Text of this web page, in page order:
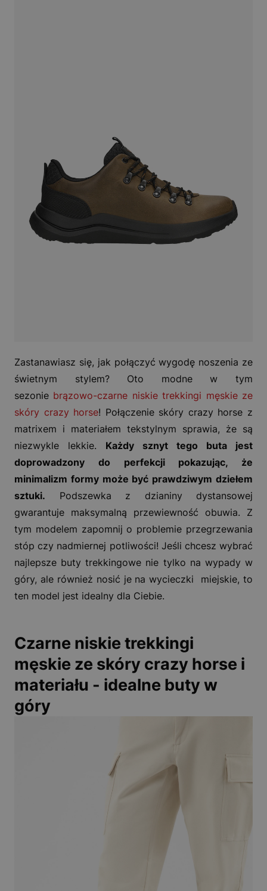
Zastanawiasz się, jak połączyć wygodę noszenia ze
świetnym stylem? Oto modne w tym
sezonie brązowo-czarne niskie trekkingi męskie ze
skóry crazy horse! Połączenie skóry crazy horse z
matrixem i materiałem tekstylnym sprawia, że są
niezwykle lekkie. Każdy sznyt tego buta jest
doprowadzony do perfekcji pokazując, że
minimalizm formy może być prawdziwym dziełem
sztuki. Podszewka z dzianiny dystansowej
gwarantuje maksymalną przewiewność obuwia. Z
tym modelem zapomnij o problemie przegrzewania
stóp czy nadmiernej potliwości! Jeśli chcesz wybrać
najlepsze buty trekkingowe nie tylko na wypady w
góry, ale również nosić je na wycieczki miejskie, to
ten model jest idealny dla Ciebie.
Czarne niskie trekkingi
męskie ze skóry crazy horse i
materiału - idealne buty w
góry